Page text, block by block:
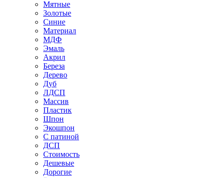
Мятные
Золотые
Синие
Материал
МДФ
Эмаль
Акрил
Береза
Дерево
Дуб
ЛДСП
Массив
Пластик
Шпон
Экошпон
С патиной
ДСП
Стоимость
Дешевые
Дорогие